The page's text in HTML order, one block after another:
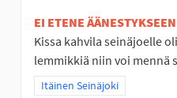
EI ETENE ÄÄNESTYKSEEN
Kissa kahvila seinäjoelle
lemmikkiä niin voi mennä
Rajaa tulokset teeman
Itäinen Seinäjoki